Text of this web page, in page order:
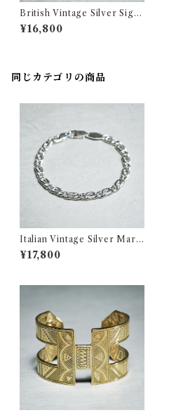
British Vintage Silver Sign
et Ring イギリス ヴィンテー
ジ シルバー シグネット リング
¥16,800
同じカテゴリの商品
Italian Vintage Silver Marin
a Chain Bracelet イタリア
ヴィンテージ シルバー マリー
¥17,800